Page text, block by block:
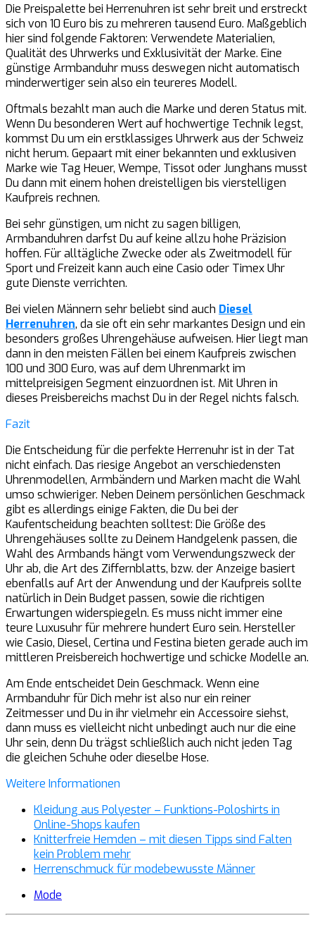
Die Preispalette bei Herrenuhren ist sehr breit und erstreckt
sich von 10 Euro bis zu mehreren tausend Euro. Maßgeblich
hier sind folgende Faktoren: Verwendete Materialien,
Qualität des Uhrwerks und Exklusivität der Marke. Eine
günstige Armbanduhr muss deswegen nicht automatisch
minderwertiger sein also ein teureres Modell.
Oftmals bezahlt man auch die Marke und deren Status mit.
Wenn Du besonderen Wert auf hochwertige Technik legst,
kommst Du um ein erstklassiges Uhrwerk aus der Schweiz
nicht herum. Gepaart mit einer bekannten und exklusiven
Marke wie Tag Heuer, Wempe, Tissot oder Junghans musst
Du dann mit einem hohen dreistelligen bis vierstelligen
Kaufpreis rechnen.
Bei sehr günstigen, um nicht zu sagen billigen,
Armbanduhren darfst Du auf keine allzu hohe Präzision
hoffen. Für alltägliche Zwecke oder als Zweitmodell für
Sport und Freizeit kann auch eine Casio oder Timex Uhr
gute Dienste verrichten.
Bei vielen Männern sehr beliebt sind auch Diesel
Herrenuhren, da sie oft ein sehr markantes Design und ein
besonders großes Uhrengehäuse aufweisen. Hier liegt man
dann in den meisten Fällen bei einem Kaufpreis zwischen
100 und 300 Euro, was auf dem Uhrenmarkt im
mittelpreisigen Segment einzuordnen ist. Mit Uhren in
dieses Preisbereichs machst Du in der Regel nichts falsch.
Fazit
Die Entscheidung für die perfekte Herrenuhr ist in der Tat
nicht einfach. Das riesige Angebot an verschiedensten
Uhrenmodellen, Armbändern und Marken macht die Wahl
umso schwieriger. Neben Deinem persönlichen Geschmack
gibt es allerdings einige Fakten, die Du bei der
Kaufentscheidung beachten solltest: Die Größe des
Uhrengehäuses sollte zu Deinem Handgelenk passen, die
Wahl des Armbands hängt vom Verwendungszweck der
Uhr ab, die Art des Ziffernblatts, bzw. der Anzeige basiert
ebenfalls auf Art der Anwendung und der Kaufpreis sollte
natürlich in Dein Budget passen, sowie die richtigen
Erwartungen widerspiegeln. Es muss nicht immer eine
teure Luxusuhr für mehrere hundert Euro sein. Hersteller
wie Casio, Diesel, Certina und Festina bieten gerade auch im
mittleren Preisbereich hochwertige und schicke Modelle an.
Am Ende entscheidet Dein Geschmack. Wenn eine
Armbanduhr für Dich mehr ist also nur ein reiner
Zeitmesser und Du in ihr vielmehr ein Accessoire siehst,
dann muss es vielleicht nicht unbedingt auch nur die eine
Uhr sein, denn Du trägst schließlich auch nicht jeden Tag
die gleichen Schuhe oder dieselbe Hose.
Weitere Informationen
Kleidung aus Polyester – Funktions-Poloshirts in
Online-Shops kaufen
Knitterfreie Hemden – mit diesen Tipps sind Falten
kein Problem mehr
Herrenschmuck für modebewusste Männer
Mode